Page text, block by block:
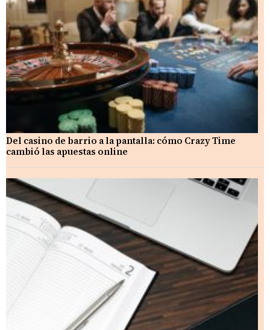
Del casino de barrio a la pantalla: cómo Crazy Time
cambió las apuestas online